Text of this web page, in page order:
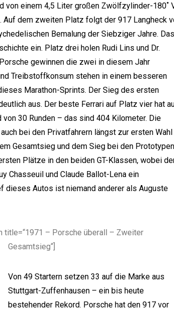
von einem 4,5 Liter großen Zwölfzylinder-180˚
dem zweiten Platz folgt der 917 Langheck
Bemalung der Siebziger Jahre. Das
ein. Platz drei holen Rudi Lins und Dr.
gewinnen die zwei in diesem Jahr
Treibstoffkonsum stehen in einem besseren
Marathon-Sprints. Der Sieg des ersten
aus. Der beste Ferrari auf Platz vier hat
30 Runden – das sind 404 Kilometer. Die
bei den Privatfahrern längst zur ersten Wahl
Gesamtsieg und dem Sieg bei den Prototypen
Plätze in den beiden GT-Klassen, wobei
Chasseuil und Claude Ballot-Lena ein
dieses Autos ist niemand anderer als Auguste
– Porsche überall – Zweiter
Gesamtsieg“]
Von 49 Startern setzen 33 auf die Marke aus
Stuttgart-Zuffenhausen – ein bis heute
bestehender Rekord. Porsche hat den 917 vor